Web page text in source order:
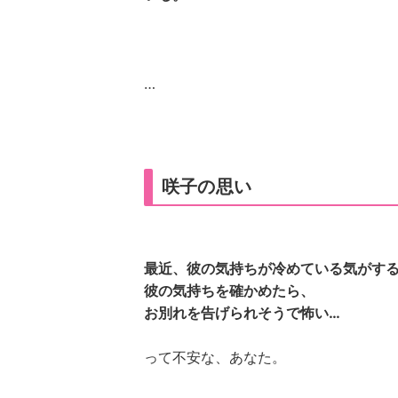
…
咲子の思い
最近、彼の気持ちが冷めている気がす
彼の気持ちを確かめたら、
お別れを告げられそうで怖い…
って不安な、あなた。